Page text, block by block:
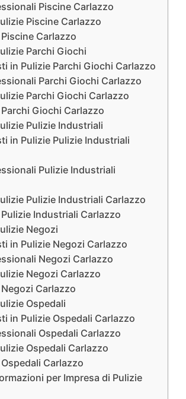
Piscine Carlazzo
Piscine Carlazzo
Carlazzo
Parchi Giochi
in Pulizie Parchi Giochi Carlazzo
Parchi Giochi Carlazzo
Parchi Giochi Carlazzo
Giochi Carlazzo
Pulizie Industriali
in Pulizie Pulizie Industriali
Pulizie Industriali
Pulizie Industriali Carlazzo
Industriali Carlazzo
Negozi
in Pulizie Negozi Carlazzo
Negozi Carlazzo
Negozi Carlazzo
Carlazzo
Ospedali
in Pulizie Ospedali Carlazzo
Ospedali Carlazzo
Ospedali Carlazzo
Carlazzo
per Impresa di Pulizie